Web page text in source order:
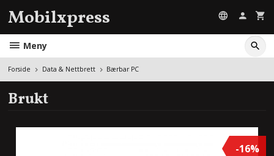
innholdet
Mobilxpress
Meny
Forside Data & Nettbrett Bærbar PC
Brukt
-16%